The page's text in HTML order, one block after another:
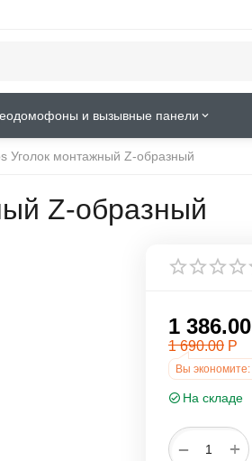
и вызывные панели
Уголок монтажный Z-образный
Z-образный
1 386.00
1 690.00 Р
Вы экономите:
На складе
+
−